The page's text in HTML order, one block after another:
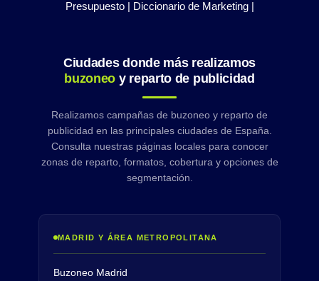
Presupuesto | Diccionario de Marketing |
Ciudades donde más realizamos
buzoneo y reparto de publicidad
Realizamos campañas de buzoneo y reparto de
publicidad en las principales ciudades de España.
Consulta nuestras páginas locales para conocer
zonas de reparto, formatos, cobertura y opciones de
segmentación.
MADRID Y ÁREA METROPOLITANA
Buzoneo Madrid